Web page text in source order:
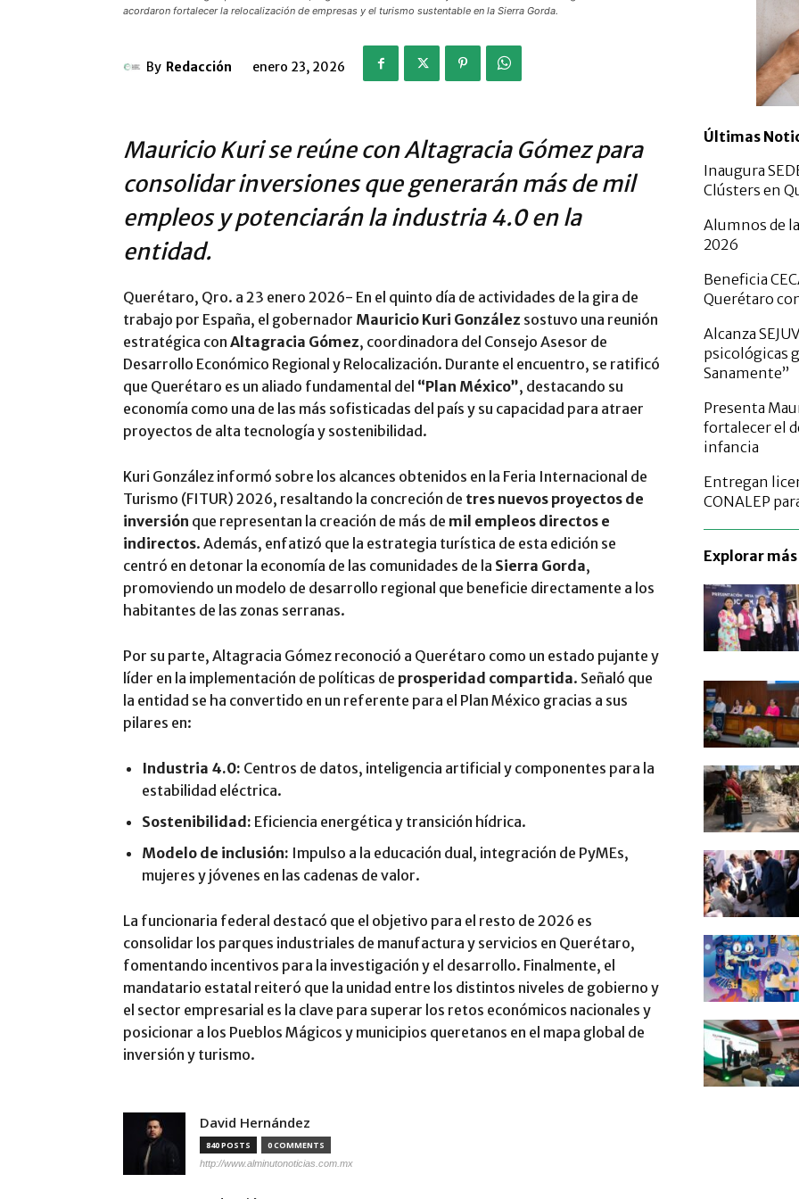
acordaron fortalecer la relocalización de empresas y el turismo sustentable en la Sierra Gorda.
By Redacción enero 23, 2026
Mauricio Kuri se reúne con Altagracia Gómez para
consolidar inversiones que generarán más de mil
empleos y potenciarán la industria 4.0 en la
entidad.
Querétaro, Qro. a 23 enero 2026- En el quinto día de actividades de la gira de
trabajo por España, el gobernador Mauricio Kuri González sostuvo una reunión
estratégica con Altagracia Gómez, coordinadora del Consejo Asesor de
Desarrollo Económico Regional y Relocalización. Durante el encuentro, se ratificó
que Querétaro es un aliado fundamental del “Plan México”, destacando su
economía como una de las más sofisticadas del país y su capacidad para atraer
proyectos de alta tecnología y sostenibilidad.
Kuri González informó sobre los alcances obtenidos en la Feria Internacional de
Turismo (FITUR) 2026, resaltando la concreción de tres nuevos proyectos de
inversión que representan la creación de más de mil empleos directos e
indirectos. Además, enfatizó que la estrategia turística de esta edición se
centró en detonar la economía de las comunidades de la Sierra Gorda,
promoviendo un modelo de desarrollo regional que beneficie directamente a los
habitantes de las zonas serranas.
Por su parte, Altagracia Gómez reconoció a Querétaro como un estado pujante y
líder en la implementación de políticas de prosperidad compartida. Señaló que
la entidad se ha convertido en un referente para el Plan México gracias a sus
pilares en:
Industria 4.0: Centros de datos, inteligencia artificial y componentes para la
estabilidad eléctrica.
Sostenibilidad: Eficiencia energética y transición hídrica.
Modelo de inclusión: Impulso a la educación dual, integración de PyMEs,
mujeres y jóvenes en las cadenas de valor.
La funcionaria federal destacó que el objetivo para el resto de 2026 es
consolidar los parques industriales de manufactura y servicios en Querétaro,
fomentando incentivos para la investigación y el desarrollo. Finalmente, el
mandatario estatal reiteró que la unidad entre los distintos niveles de gobierno y
el sector empresarial es la clave para superar los retos económicos nacionales y
posicionar a los Pueblos Mágicos y municipios queretanos en el mapa global de
inversión y turismo.
David Hernández
840 POSTS 0 COMMENTS
http://www.alminutonoticias.com.mx
Últimas
Inaugura
Clústers en
Alumnos de
2026
Beneficia
Querétaro
Alcanza
psicológicas
Sanamente”
Presenta
fortalecer el
infancia
Entregan
CONALEP
Explorar